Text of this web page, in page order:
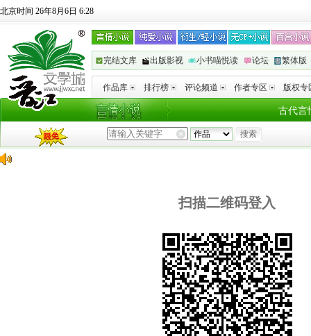
北京时间 26年8月6日 6:28
完结文库 出版影视 小书喵悦读 论坛 繁体版
作品库 排行榜 评论频道 作者专区 版权专
古代言
扫描二维码登入